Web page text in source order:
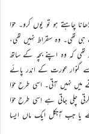
چاہتے ہو تو یوں کرو۔ حوّا
تھی۔ وہ سقراط نہیں تھی،
تھی کہ وہ اپنے بچہ کے ساتھ
گنوار عورت کے اندر پائے
میں نہیں آتی۔ اسی طرح حوّا
چلی جاتی ہے اِسی طرح حوّا
یا جب آجکل ایک ماں ایسا